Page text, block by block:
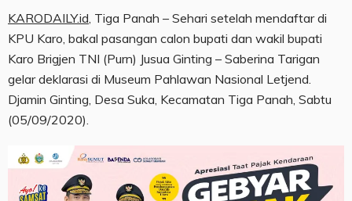
KARODAILY.id , Tiga Panah – Sehari setelah mendaftar di
KPU Karo, bakal pasangan calon bupati dan wakil bupati
Karo Brigjen TNI (Purn) Jusua Ginting – Saberina Tarigan
gelar deklarasi di Museum Pahlawan Nasional Letjend.
Djamin Ginting, Desa Suka, Kecamatan Tiga Panah, Sabtu
(05/09/2020).